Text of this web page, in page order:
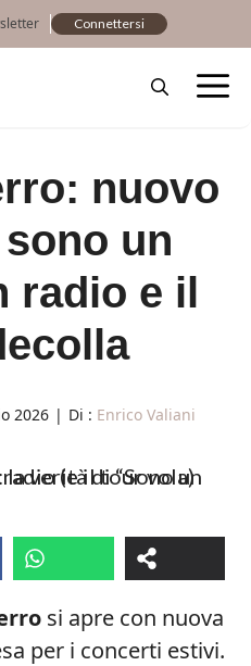
Connettersi
nuovo
un
radio e il
2026 | Di : Enrico Valiani
si apre con nuova
per i concerti estivi.